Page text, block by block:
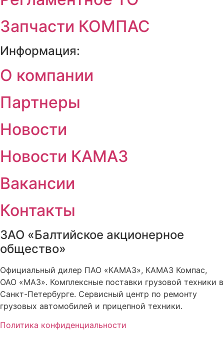
Запчасти КОМПАС
Информация:
О компании
Партнеры
Новости
Новости КАМАЗ
Вакансии
Контакты
ЗАО «Балтийское акционерное
общество»
Официальный дилер ПАО «КАМАЗ», КАМАЗ Компас,
ОАО «МАЗ». Комплексные поставки грузовой техники в
Санкт-Петербурге. Сервисный центр по ремонту
грузовых автомобилей и прицепной техники.
Политика конфиденциальности